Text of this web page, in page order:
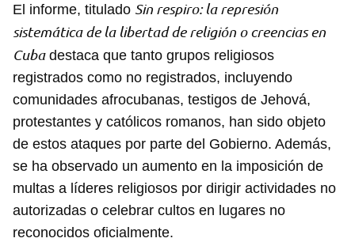
El informe, titulado Sin respiro: la represión
sistemática de la libertad de religión o creencias en
Cubadestaca que tanto grupos religiosos
registrados como no registrados, incluyendo
comunidades afrocubanas, testigos de Jehová,
protestantes y católicos romanos, han sido objeto
de estos ataques por parte del Gobierno. Además,
se ha observado un aumento en la imposición de
multas a líderes religiosos por dirigir actividades no
autorizadas o celebrar cultos en lugares no
reconocidos oficialmente.